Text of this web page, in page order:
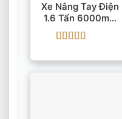
Xe Nâng Tay Điện
1.6 Tấn 6000mm
Stacker WSA161 EP
hạng55 sao